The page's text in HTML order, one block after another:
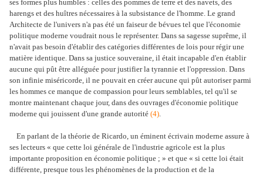
ses formes plus humbles : celles des pommes de terre et des navets, des
harengs et des huîtres nécessaires à la subsistance de l'homme. Le grand
Architecte de l'univers n'a pas été un faiseur de bévues tel que l'économie
politique moderne voudrait nous le représenter. Dans sa sagesse suprême, il
n'avait pas besoin d'établir des catégories différentes de lois pour régir une
matière identique. Dans sa justice souveraine, il était incapable d'en établir
aucune qui pût être alléguée pour justifier la tyrannie et l'oppression. Dans
son infinie miséricorde, il ne pouvait en créer aucune qui pût autoriser parmi
les hommes ce manque de compassion pour leurs semblables, tel qu'il se
montre maintenant chaque jour, dans des ouvrages d'économie politique
moderne qui jouissent d'une grande autorité (4).
En parlant de la théorie de Ricardo, un éminent écrivain moderne assure à
ses lecteurs « que cette loi générale de l'industrie agricole est la plus
importante proposition en économie politique ; » et que « si cette loi était
différente, presque tous les phénomènes de la production et de la